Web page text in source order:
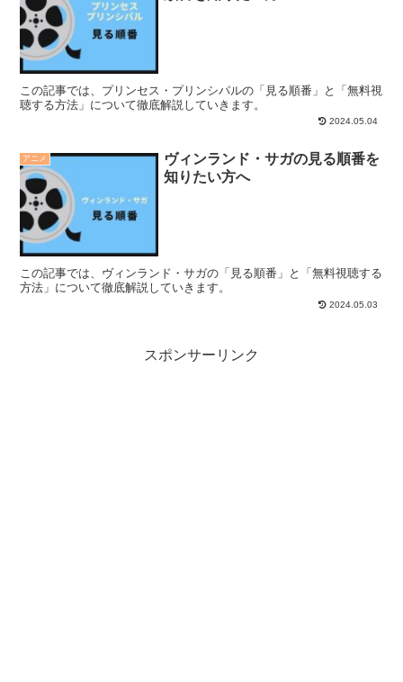
この記事では、プリンセス・プリンシパルの「見る順番」と「無料視
聴する方法」について徹底解説していきます。
2024.05.04
アニメ
ヴィンランド・サガの見る順番を
知りたい方へ
この記事では、ヴィンランド・サガの「見る順番」と「無料視聴する
方法」について徹底解説していきます。
2024.05.03
スポンサーリンク